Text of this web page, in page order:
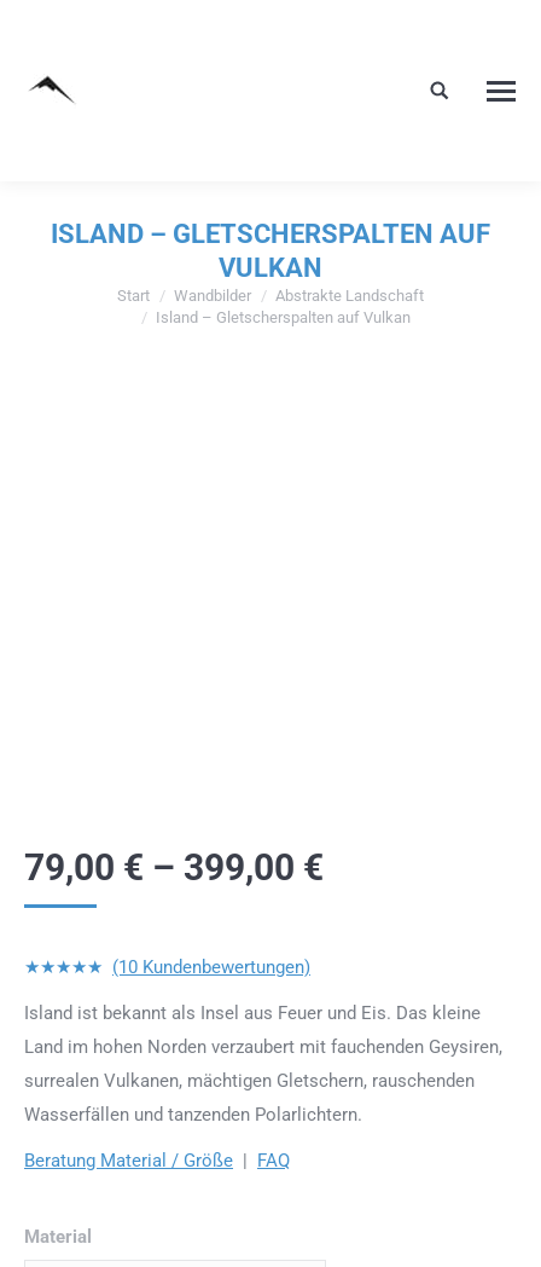
ISLAND – GLETSCHERSPALTEN AUF
VULKAN
Sie befinden sich hier:
Start Wandbilder
Abstrakte Landschaft
Island – Gletscherspalten auf Vulkan
79,00 € – 399,00 €
★★★★★ (10 Kundenbewertungen)
Island ist bekannt als Insel aus Feuer und Eis. Das kleine
Land im hohen Norden verzaubert mit fauchenden Geysiren,
surrealen Vulkanen, mächtigen Gletschern, rauschenden
Wasserfällen und tanzenden Polarlichtern.
Beratung Material / Größe | FAQ
Material